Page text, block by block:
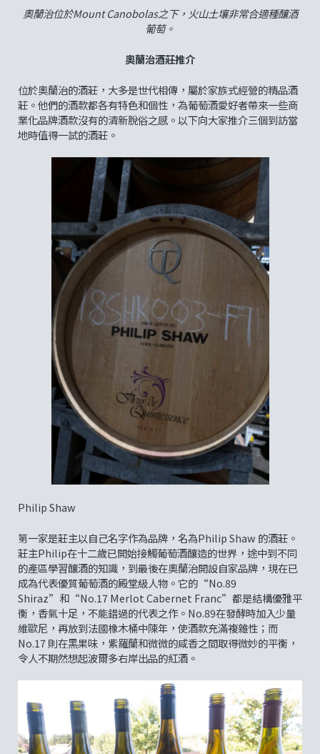
奧蘭治位於Mount Canobolas之下，火山土壤非常合適種釀酒
葡萄。
奧蘭治酒莊推介
位於奧蘭治的酒莊，大多是世代相傳，屬於家族式經營的精品酒
莊。他們的酒款都各有特色和個性，為葡萄酒愛好者帶來一些商
業化品牌酒款沒有的清新脫俗之感。以下向大家推介三個到訪當
地時值得一試的酒莊。
Philip Shaw
第一家是莊主以自己名字作為品牌，名為Philip Shaw 的酒莊。
莊主Philip在十二歲已開始接觸葡萄酒釀造的世界，途中到不同
的產區學習釀酒的知識，到最後在奧蘭治開設自家品牌，現在已
成為代表優質葡萄酒的殿堂級人物。它的“No.89
Shiraz”和“No.17 Merlot Cabernet Franc”都是結構優雅平
衡，香氣十足，不能錯過的代表之作。No.89在發酵時加入少量
維歐尼，再放到法國橡木桶中陳年，使酒款充滿複雜性；而
No.17 則在黑果味，紫羅蘭和微微的咸香之間取得微妙的平衡，
令人不期然想起波爾多右岸出品的紅酒。